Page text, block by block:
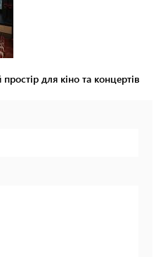
для кіно та концертів